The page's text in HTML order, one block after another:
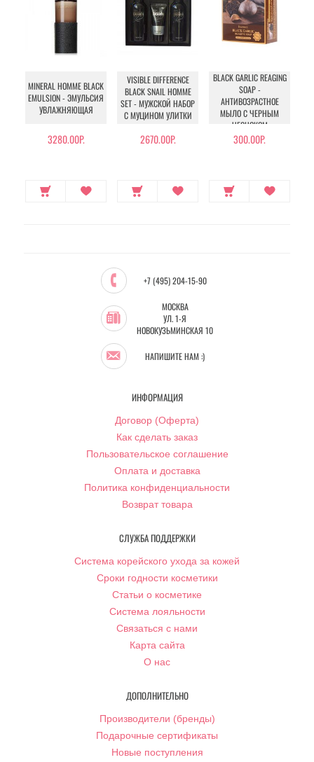
MINERAL HOMME BLACK
EMULSION - ЭМУЛЬСИЯ
УВЛАЖНЯЮЩАЯ
3280.00Р.
VISIBLE DIFFERENCE
BLACK SNAIL HOMME
SET - МУЖСКОЙ НАБОР
С МУЦИНОМ УЛИТКИ
2670.00Р.
BLACK GARLIC REAGING
SOAP -
АНТИВОЗРАСТНОЕ
МЫЛО С ЧЕРНЫМ
ЧЕСНОКОМ
300.00Р.
+7 (495) 204-15-90
МОСКВА
УЛ. 1-Я
НОВОКУЗЬМИНСКАЯ 10
НАПИШИТЕ НАМ :)
ИНФОРМАЦИЯ
Договор (Оферта)
Как сделать заказ
Пользовательское соглашение
Оплата и доставка
Политика конфиденциальности
Возврат товара
СЛУЖБА ПОДДЕРЖКИ
Система корейского ухода за кожей
Сроки годности косметики
Статьи о косметике
Система лояльности
Связаться с нами
Карта сайта
О нас
ДОПОЛНИТЕЛЬНО
Производители (бренды)
Подарочные сертификаты
Новые поступления